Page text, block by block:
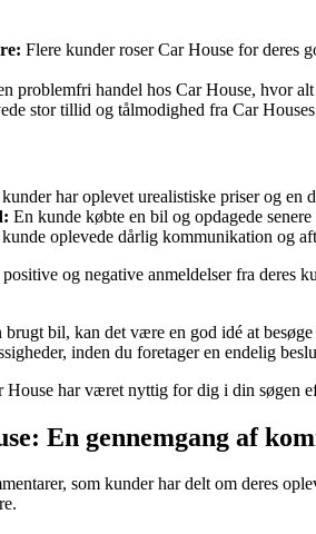
Flere kunder roser Car House for deres
problemfri handel hos Car House, hvor
stor tillid og tålmodighed fra Car
har oplevet urealistiske priser og en
En kunde købte en bil og opdagede
oplevede dårlig kommunikation og
og negative anmeldelser fra
bil, kan det være en god idé at
inden du foretager en endelig
House har været nyttig for dig i din søgen
En gennemgang af
som kunder har delt om deres